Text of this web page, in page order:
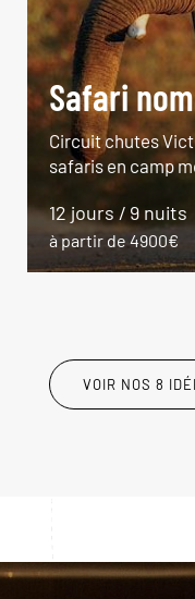
Safari
Circuit chutes
safaris en camp
12 jours / 9 nuits
à partir de 4900€
VOIR NOS 8